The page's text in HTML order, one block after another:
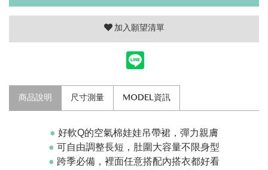
加入願望清單
商品說明 尺寸測量 MODEL資訊
● 好軟Q的空氣棉娃娃吊帶裙， 彈力親膚
● 可自由調整長短，肚圍大容量不限身型
● 跨季必備，裡面任意搭配內搭衣都好看